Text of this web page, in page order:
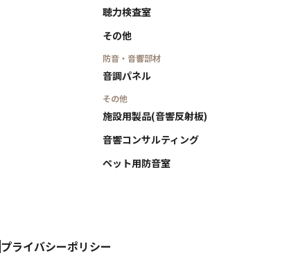
聴力検査室
その他
防音・音響部材
音調パネル
その他
施設用製品(音響反射板)
音響コンサルティング
ペット用防音室
プライバシーポリシー